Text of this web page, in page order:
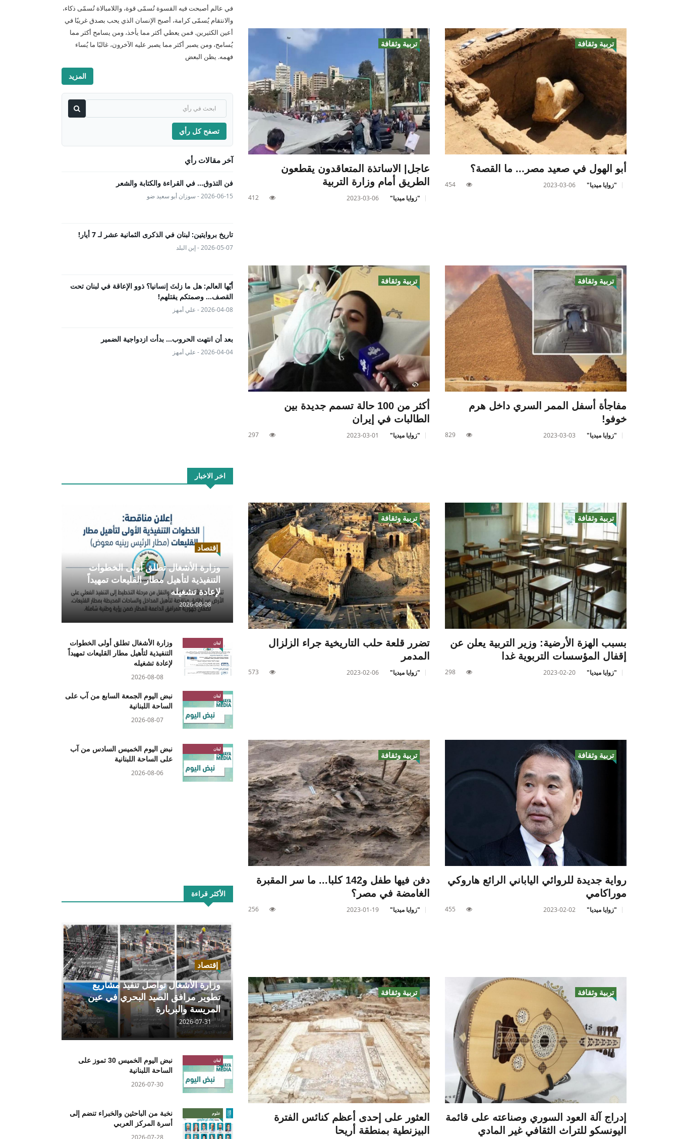
تربية وثقافة
أبو الهول في صعيد مصر... ما القصة؟
"زوايا ميديا" 2023-03-06
454
تربية وثقافة
عاجل| الاساتذة المتعاقدون يقطعون
الطريق أمام وزارة التربية
"زوايا ميديا" 2023-03-06
412
تربية وثقافة
مفاجأة أسفل الممر السري داخل هرم
خوفو!
"زوايا ميديا" 2023-03-03
829
تربية وثقافة
أكثر من 100 حالة تسمم جديدة بين
الطالبات في إيران
"زوايا ميديا" 2023-03-01
297
تربية وثقافة
بسبب الهزة الأرضية: وزير التربية يعلن عن
إقفال المؤسسات التربوية غدا
"زوايا ميديا" 2023-02-20
298
تربية وثقافة
تضرر قلعة حلب التاريخية جراء الزلزال
المدمر
"زوايا ميديا" 2023-02-06
573
تربية وثقافة
رواية جديدة للروائي الياباني الرائع هاروكي
موراكامي
"زوايا ميديا" 2023-02-02
455
تربية وثقافة
دفن فيها طفل و142 كلبا... ما سر المقبرة
الغامضة في مصر؟
"زوايا ميديا" 2023-01-19
256
تربية وثقافة
إدراج آلة العود السوري وصناعته على قائمة
اليونسكو للتراث الثقافي غير المادي
تربية وثقافة
العثور على إحدى أعظم كنائس الفترة
البيزنطية بمنطقة أريحا
في عالم أصبحت فيه القسوة تُسمّى قوة، واللامبالاة تُسمّى ذكاء،
والانتقام يُسمّى كرامة، أصبح الإنسان الذي يحب بصدق غريبًا في
أعين الكثيرين. فمن يعطي أكثر مما يأخذ، ومن يسامح أكثر مما
يُسامح، ومن يصبر أكثر مما يصبر عليه الآخرون، غالبًا ما يُساء
فهمه. يظن البعض
المزيد
تصفح كل رأي
آخر مقالات رأي
فن التذوق... في القراءة والكتابة والشعر
2026-06-15 - سوزان أبو سعيد ضو
تاريخ بروايتين: لبنان في الذكرى الثمانية عشر لـ 7 أيار!
2026-05-07 - إبن البلد
أيّها العالم: هل ما زلتَ إنسانيا؟ ذوو الإعاقة في لبنان تحت
القصف... وصمتكم يقتلهم!
2026-04-08 - علي أمهز
بعد أن انتهت الحروب… بدأت ازدواجية الضمير
2026-04-04 - علي أمهز
اخر الاخبار
إقتصاد
وزارة الأشغال تطلق أولى الخطوات
التنفيذية لتأهيل مطار القليعات تمهيداً
لإعادة تشغيله
2026-08-08
لبنان
وزارة الأشغال تطلق أولى الخطوات
التنفيذية لتأهيل مطار القليعات تمهيداً
لإعادة تشغيله
2026-08-08
لبنان
نبض اليوم الجمعة السابع من آب على
الساحة اللبنانية
2026-08-07
لبنان
نبض اليوم الخميس السادس من آب
على الساحة اللبنانية
2026-08-06
الأكثر قراءة
إقتصاد
وزارة الأشغال تواصل تنفيذ مشاريع
تطوير مرافق الصيد البحري في عين
المريسة والبربارة
2026-07-31
لبنان
نبض اليوم الخميس 30 تموز على
الساحة اللبنانية
2026-07-30
علوم
نخبة من الباحثين والخبراء تنضم إلى
أسرة المركز العربي